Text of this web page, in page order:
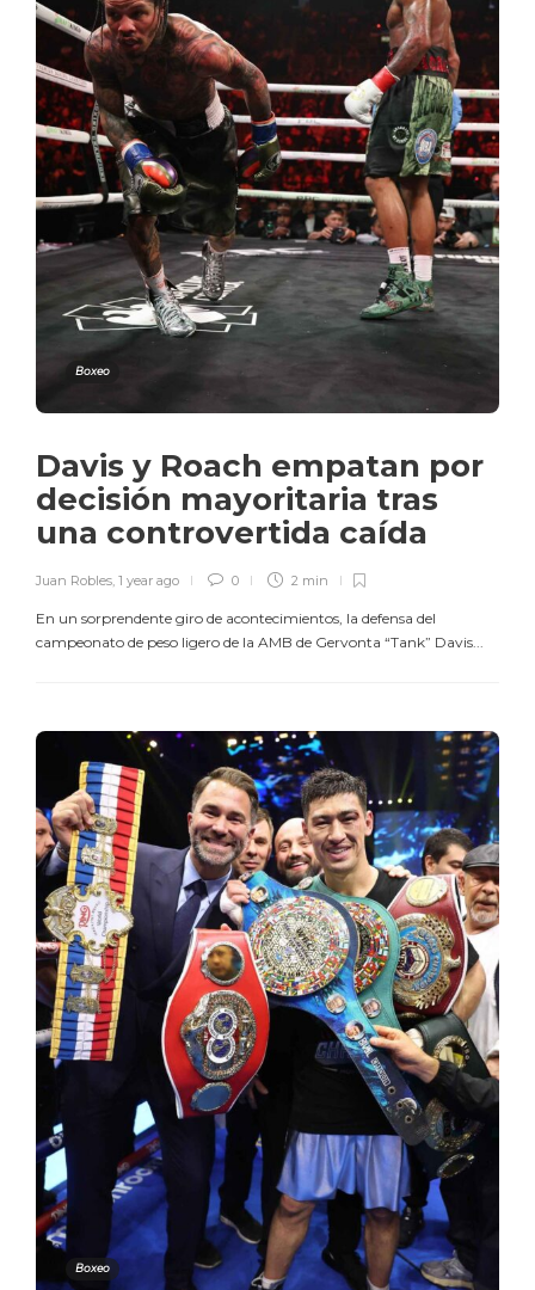
Boxeo
Davis y Roach empatan por
decisión mayoritaria tras
una controvertida caída
Juan Robles, 1 year ago 0 2 min
En un sorprendente giro de acontecimientos, la defensa del
campeonato de peso ligero de la AMB de Gervonta “Tank” Davis...
Boxeo